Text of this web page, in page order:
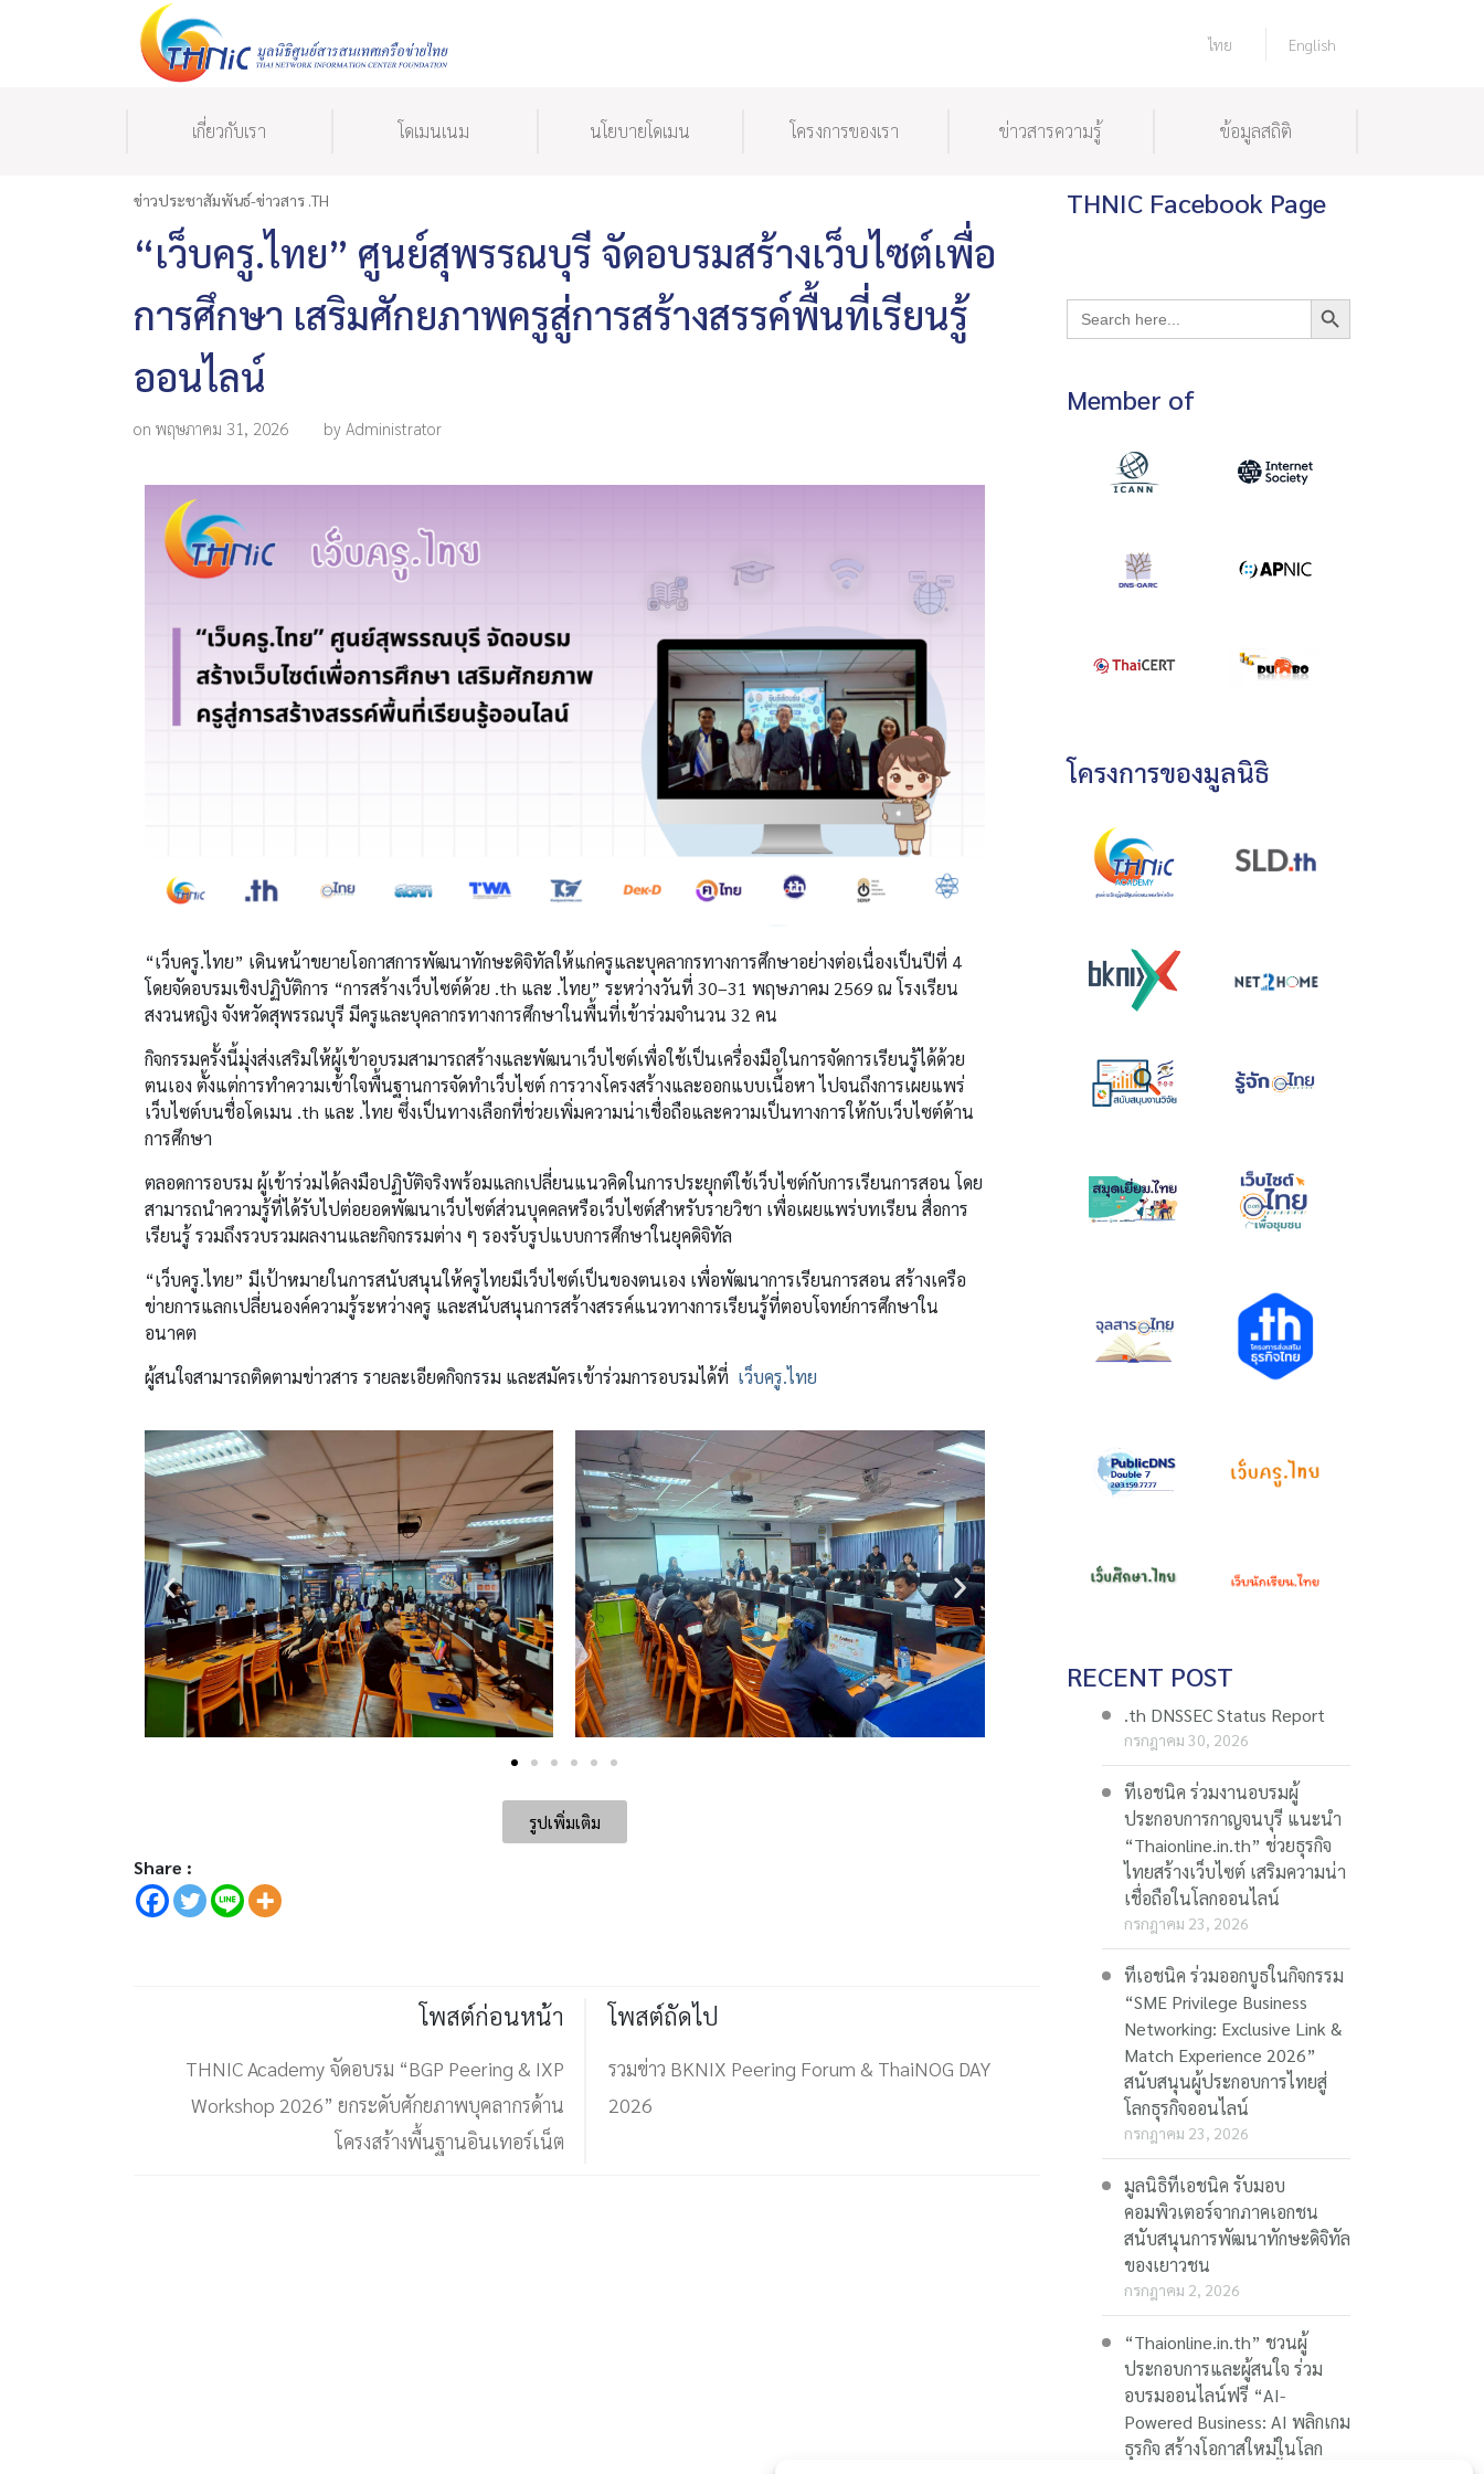
ไทย English
เกี่ยวกับเรา โดเมนเนม นโยบายโดเมน โครงการของเรา ข่าวสารความรู้ ข้อมูลสถิติ
ข่าวประชาสัมพันธ์-ข่าวสาร .TH
“เว็บครู.ไทย” ศูนย์สุพรรณบุรี จัดอบรมสร้างเว็บไซต์เพื่อ
การศึกษา เสริมศักยภาพครูสู่การสร้างสรรค์พื้นที่เรียนรู้
ออนไลน์
on พฤษภาคม 31, 2026 by Administrator
“เว็บครู.ไทย” เดินหน้าขยายโอกาสการพัฒนาทักษะดิจิทัลให้แก่ครูและบุคลากรทางการศึกษาอย่างต่อเนื่องเป็นปีที่ 4
โดยจัดอบรมเชิงปฏิบัติการ “การสร้างเว็บไซต์ด้วย .th และ .ไทย” ระหว่างวันที่ 30–31 พฤษภาคม 2569 ณ โรงเรียน
สงวนหญิง จังหวัดสุพรรณบุรี มีครูและบุคลากรทางการศึกษาในพื้นที่เข้าร่วมจำนวน 32 คน
กิจกรรมครั้งนี้มุ่งส่งเสริมให้ผู้เข้าอบรมสามารถสร้างและพัฒนาเว็บไซต์เพื่อใช้เป็นเครื่องมือในการจัดการเรียนรู้ได้ด้วย
ตนเอง ตั้งแต่การทำความเข้าใจพื้นฐานการจัดทำเว็บไซต์ การวางโครงสร้างและออกแบบเนื้อหา ไปจนถึงการเผยแพร่
เว็บไซต์บนชื่อโดเมน .th และ .ไทย ซึ่งเป็นทางเลือกที่ช่วยเพิ่มความน่าเชื่อถือและความเป็นทางการให้กับเว็บไซต์ด้าน
การศึกษา
ตลอดการอบรม ผู้เข้าร่วมได้ลงมือปฏิบัติจริงพร้อมแลกเปลี่ยนแนวคิดในการประยุกต์ใช้เว็บไซต์กับการเรียนการสอน โดย
สามารถนำความรู้ที่ได้รับไปต่อยอดพัฒนาเว็บไซต์ส่วนบุคคลหรือเว็บไซต์สำหรับรายวิชา เพื่อเผยแพร่บทเรียน สื่อการ
เรียนรู้ รวมถึงรวบรวมผลงานและกิจกรรมต่าง ๆ รองรับรูปแบบการศึกษาในยุคดิจิทัล
“เว็บครู.ไทย” มีเป้าหมายในการสนับสนุนให้ครูไทยมีเว็บไซต์เป็นของตนเอง เพื่อพัฒนาการเรียนการสอน สร้างเครือ
ข่ายการแลกเปลี่ยนองค์ความรู้ระหว่างครู และสนับสนุนการสร้างสรรค์แนวทางการเรียนรู้ที่ตอบโจทย์การศึกษาใน
อนาคต
ผู้สนใจสามารถติดตามข่าวสาร รายละเอียดกิจกรรม และสมัครเข้าร่วมการอบรมได้ที่ เว็บครู.ไทย
รูปเพิ่มเติม
Share :
โพสต์ก่อนหน้า
THNIC Academy จัดอบรม “BGP Peering & IXP
Workshop 2026” ยกระดับศักยภาพบุคลากรด้าน
โครงสร้างพื้นฐานอินเทอร์เน็ต
โพสต์ถัดไป
รวมข่าว BKNIX Peering Forum & ThaiNOG DAY
2026
THNIC Facebook Page
Search
for:
Search Button
Member of
โครงการของมูลนิธิ
RECENT POST
.th DNSSEC Status Report
กรกฎาคม 30, 2026
ทีเอชนิค ร่วมงานอบรมผู้
ประกอบการกาญจนบุรี แนะนำ
“Thaionline.in.th” ช่วยธุรกิจ
ไทยสร้างเว็บไซต์ เสริมความน่า
เชื่อถือในโลกออนไลน์
กรกฎาคม 23, 2026
ทีเอชนิค ร่วมออกบูธในกิจกรรม
“SME Privilege Business
Networking: Exclusive Link &
Match Experience 2026”
สนับสนุนผู้ประกอบการไทยสู่
โลกธุรกิจออนไลน์
กรกฎาคม 23, 2026
มูลนิธิทีเอชนิค รับมอบ
คอมพิวเตอร์จากภาคเอกชน
สนับสนุนการพัฒนาทักษะดิจิทัล
ของเยาวชน
กรกฎาคม 2, 2026
“Thaionline.in.th” ชวนผู้
ประกอบการและผู้สนใจ ร่วม
อบรมออนไลน์ฟรี “AI-
Powered Business: AI พลิกเกม
ธุรกิจ สร้างโอกาสใหม่ในโลก